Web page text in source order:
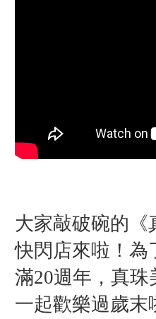
大家敲破碗的《
快閃店來啦！為
滿20週年，真珠
一起歡樂過歲末